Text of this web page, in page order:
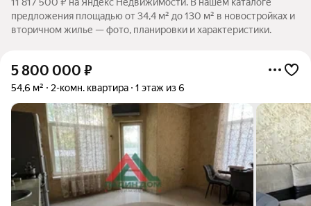
предложения площадью от 34,4 м² до 130 м² в новостройках и
вторичном жилье — фото, планировки и характеристики.
5 800 000 ₽
54,6 м² 2-комн. квартира 1 этаж из 6